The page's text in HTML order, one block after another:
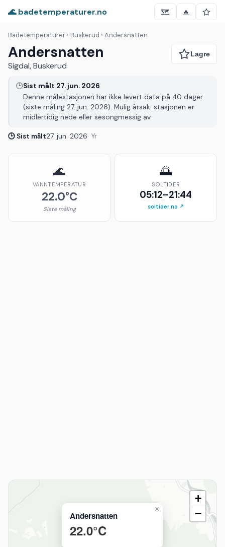
🌊 badetemperaturer.no 🗺️ 🔥
Badetemperaturer › Buskerud › Andersnatten
Andersnatten
Sigdal, Buskerud
🕒Sist målt 27. jun. 2026
Denne målestasjonen har ikke levert data på 40 dager
(siste måling 27. jun. 2026). Mulig årsak: stasjonen er
midlertidig nede eller sesongmessig av.
🕒 Sist målt27. jun. 2026· Yr
🌊
VANNTEMPERATUR
22.0°C
Siste måling
🌅
SOLTIDER
05:12–21:44
soltider.no ↗
Andersnatten
22.0°C
×
+
−